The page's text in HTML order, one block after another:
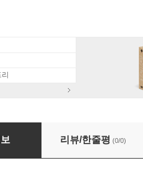
/ Jordi Savall 비발디 / 바흐: 마
리뷰/한줄평 (0/0)